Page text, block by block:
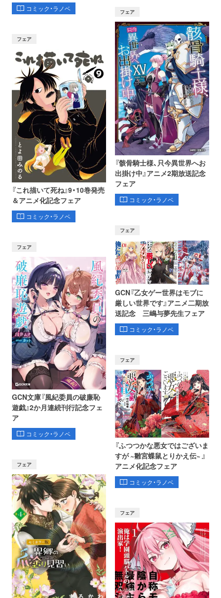
コミック・ラノベ
フェア
『これ描いて死ね』9・10巻発売
＆アニメ化記念フェア
コミック・ラノベ
フェア
『骸骨騎士様、只今異世界へお
出掛け中』アニメ2期放送記念
フェア
コミック・ラノベ
フェア
GCN文庫『風紀委員の破廉恥
遊戯』2か月連続刊行記念フェ
ア
コミック・ラノベ
フェア
GCN『乙女ゲー世界はモブに
厳しい世界です』アニメ二期放
送記念 三嶋与夢先生フェア
コミック・ラノベ
フェア
フェア
『ふつつかな悪女ではございま
すが ~雛宮蝶鼠とりかえ伝~ 』
アニメ化記念フェア
コミック・ラノベ
フェア